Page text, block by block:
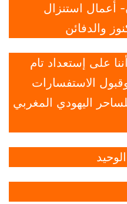
أعمال استنزال
والدفائن
على إستعداد تام
الاستفسارات
اليهودي المغربي